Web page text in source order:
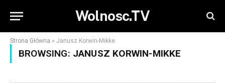
Wolnosc.TV
Strona Główna » Janusz Korwin-Mikke
BROWSING: JANUSZ KORWIN-MIKKE